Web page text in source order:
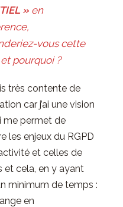
» en
vous cette
pourquoi ?
très contente de
car j’ai une vision
me permet de
les enjeux du RGPD
et celles de
et cela, en y ayant
minimum de temps :
en